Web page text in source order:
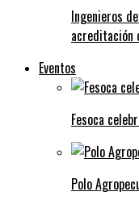
Ingenieros
acreditación
Eventos
Fesoca
Polo